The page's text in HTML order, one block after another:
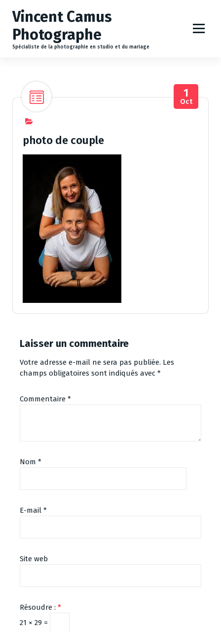
Vincent Camus
Photographe
Spécialiste de la photographie en studio et du mariage
1
Oct
photo de couple
Laisser un commentaire
Votre adresse e-mail ne sera pas publiée. Les
champs obligatoires sont indiqués avec *
Commentaire *
Nom *
E-mail *
Site web
Résoudre : *
21 × 29 =